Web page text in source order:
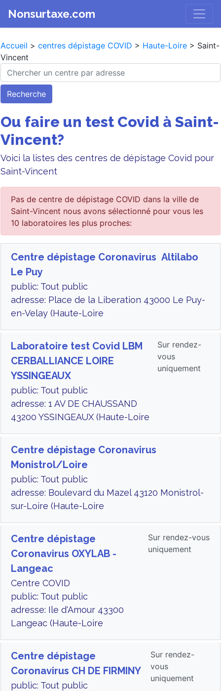
Nonsurtaxe.com
Accueil > centres dépistage COVID > Haute-Loire > Saint-
Vincent
Recherche
Ou faire un test Covid à Saint-
Vincent?
Voici la listes des centres de dépistage Covid pour
Saint-Vincent
Pas de centre de dépistage COVID dans la ville de
Saint-Vincent nous avons sélectionné pour vous les
10 laboratoires les plus proches:
Centre dépistage Coronavirus Altilabo
Le Puy
public: Tout public
adresse: Place de la Liberation 43000 Le Puy-
en-Velay (Haute-Loire
Laboratoire test Covid LBM
CERBALLIANCE LOIRE
YSSINGEAUX
public: Tout public
adresse: 1 AV DE CHAUSSAND
43200 YSSINGEAUX (Haute-Loire
Sur rendez-
vous
uniquement
Centre dépistage Coronavirus
Monistrol/Loire
public: Tout public
adresse: Boulevard du Mazel 43120 Monistrol-
sur-Loire (Haute-Loire
Centre dépistage
Coronavirus OXYLAB -
Langeac
Centre COVID
public: Tout public
adresse: Ile d'Amour 43300
Langeac (Haute-Loire
Sur rendez-vous
uniquement
Centre dépistage
Coronavirus CH DE FIRMINY
public: Tout public
Sur rendez-
vous
uniquement